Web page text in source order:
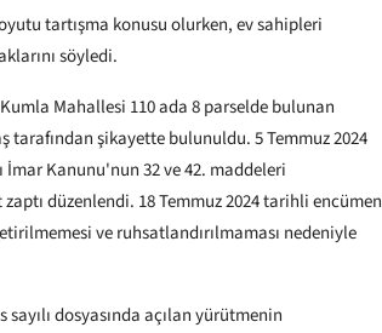
tartışma konusu olurken, ev sahipleri
söyledi.
Mahallesi 110 ada 8 parselde bulunan
şikayette bulunuldu. 5 Temmuz 2024
Kanunu'nun 32 ve 42. maddeleri
düzenlendi. 18 Temmuz 2024 tarihli encümen
ve ruhsatlandırılmaması nedeniyle
dosyasında açılan yürütmenin